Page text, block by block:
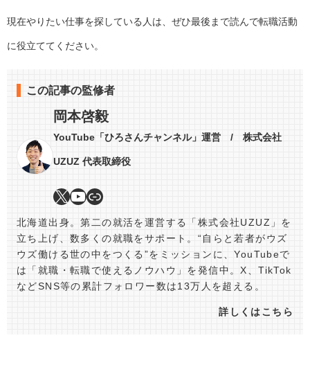
現在やりたい仕事を探している人は、ぜひ最後まで読んで転職活動
に役立ててください。
この記事の監修者
岡本啓毅
YouTube「ひろさんチャンネル」運営 / 株式会社
UZUZ 代表取締役
北海道出身。第二の就活を運営する「株式会社UZUZ」を
立ち上げ、数多くの就職をサポート。“自らと若者がウズ
ウズ働ける世の中をつくる”をミッションに、YouTubeで
は「就職・転職で使えるノウハウ」を発信中。X、TikTok
などSNS等の累計フォロワー数は13万人を超える。
詳しくはこちら